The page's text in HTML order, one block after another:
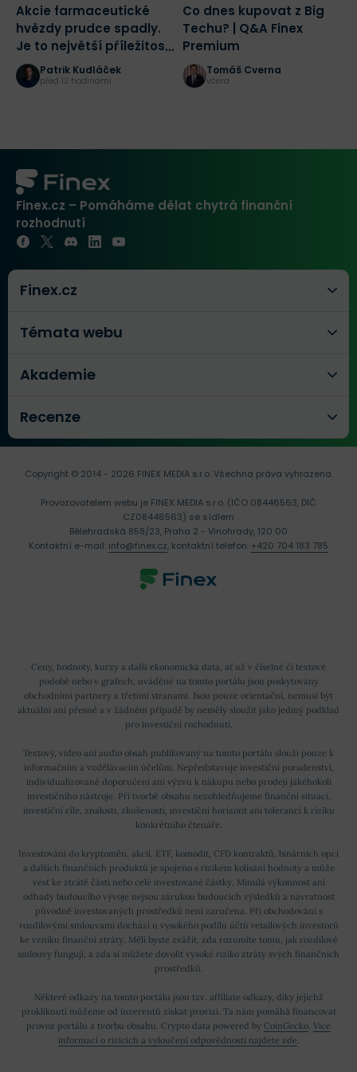
Akcie farmaceutické
hvězdy prudce spadly.
Je to největší příležitost
tohoto desetiletí?
Patrik Kudláček
před 13 hodinami
Co dnes kupovat z Big
Techu? | Q&A Finex
Premium
Tomáš Cverna
včera
Finex.cz – Pomáháme dělat chytrá finanční
rozhodnutí
Finex.cz
Témata webu
Akademie
Recenze
Ceny, hodnoty, kurzy a další ekonomická data, ať už v číselné či textové
podobě nebo v grafech, uváděné na tomto portálu jsou poskytovány
obchodními partnery a třetími stranami. Jsou pouze orientační, nemusí být
aktuální ani přesné a v žádném případě by neměly sloužit jako jediný podklad
pro investiční rozhodnutí.
Textový, video ani audio obsah publikovaný na tomto portálu slouží pouze k
informačním a vzdělávacím účelům. Nepředstavuje investiční poradenství,
individualizované doporučení ani výzvu k nákupu nebo prodeji jakéhokoli
investičního nástroje. Při tvorbě obsahu nezohledňujeme finanční situaci,
investiční cíle, znalosti, zkušenosti, investiční horizont ani toleranci k riziku
konkrétního čtenáře.
Investování do kryptoměn, akcií, ETF, komodit, CFD kontraktů, binárních opcí
a dalších finančních produktů je spojeno s rizikem kolísání hodnoty a může
vést ke ztrátě části nebo celé investované částky. Minulá výkonnost ani
odhady budoucího vývoje nejsou zárukou budoucích výsledků a návratnost
původně investovaných prostředků není zaručena. Při obchodování s
rozdílovými smlouvami dochází u vysokého podílu účtů retailových investorů
ke vzniku finanční ztráty. Měli byste zvážit, zda rozumíte tomu, jak rozdílové
smlouvy fungují, a zda si můžete dovolit vysoké riziko ztráty svých finančních
prostředků.
Některé odkazy na tomto portálu jsou tzv. affiliate odkazy, díky jejichž
prokliknutí můžeme od inzerentů získat provizi. Ta nám pomáhá financovat
provoz portálu a tvorbu obsahu. Crypto data powered by CoinGecko Více
informací o rizicích a vyloučení odpovědnosti najdete zde
Copyright © 2014 - 2026 FINEX MEDIA s.r.o.Všechna práva vyhrazena.
Provozovatelem webu je FINEX MEDIA s.r.o. (IČO 08446563, DIČ
CZ08446563) se sídlem
Bělehradská 858/23, Praha 2 - Vinohrady, 120 00
Kontaktní e-mail: info@finex.cz, kontaktní telefon: +420 704 183 785